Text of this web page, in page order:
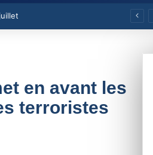
en avant les
terroristes